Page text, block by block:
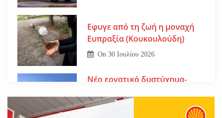
Εφυγε από τη ζωή η μοναχή
Ευπραξία (Κουκουλούδη)
On30 Ιουλίου 2026
Νέο εργατικό δυστύχημα-
τριών παιδιών